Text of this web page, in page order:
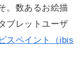
。数あるお絵描
ブレットユーザ
スペイント（ibis